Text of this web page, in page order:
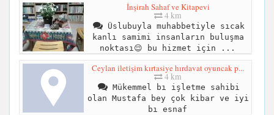
İnşirah Sahaf ve Kitapevi
4 km
Üslubuyla muhabbetiyle sıcak
kanlı samimi insanların buluşma
noktası😌 bu hizmet için ...
Ceylan iletişim kırtasiye hırdavat oyuncak p...
4 km
Mükemmel bı işletme sahibi
olan Mustafa bey çok kibar ve iyi
bı esnaf